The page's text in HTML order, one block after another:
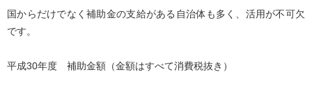
国からだけでなく補助金の支給がある自治体も多く、活用が不可欠
です。
平成30年度 補助金額（金額はすべて消費税抜き）